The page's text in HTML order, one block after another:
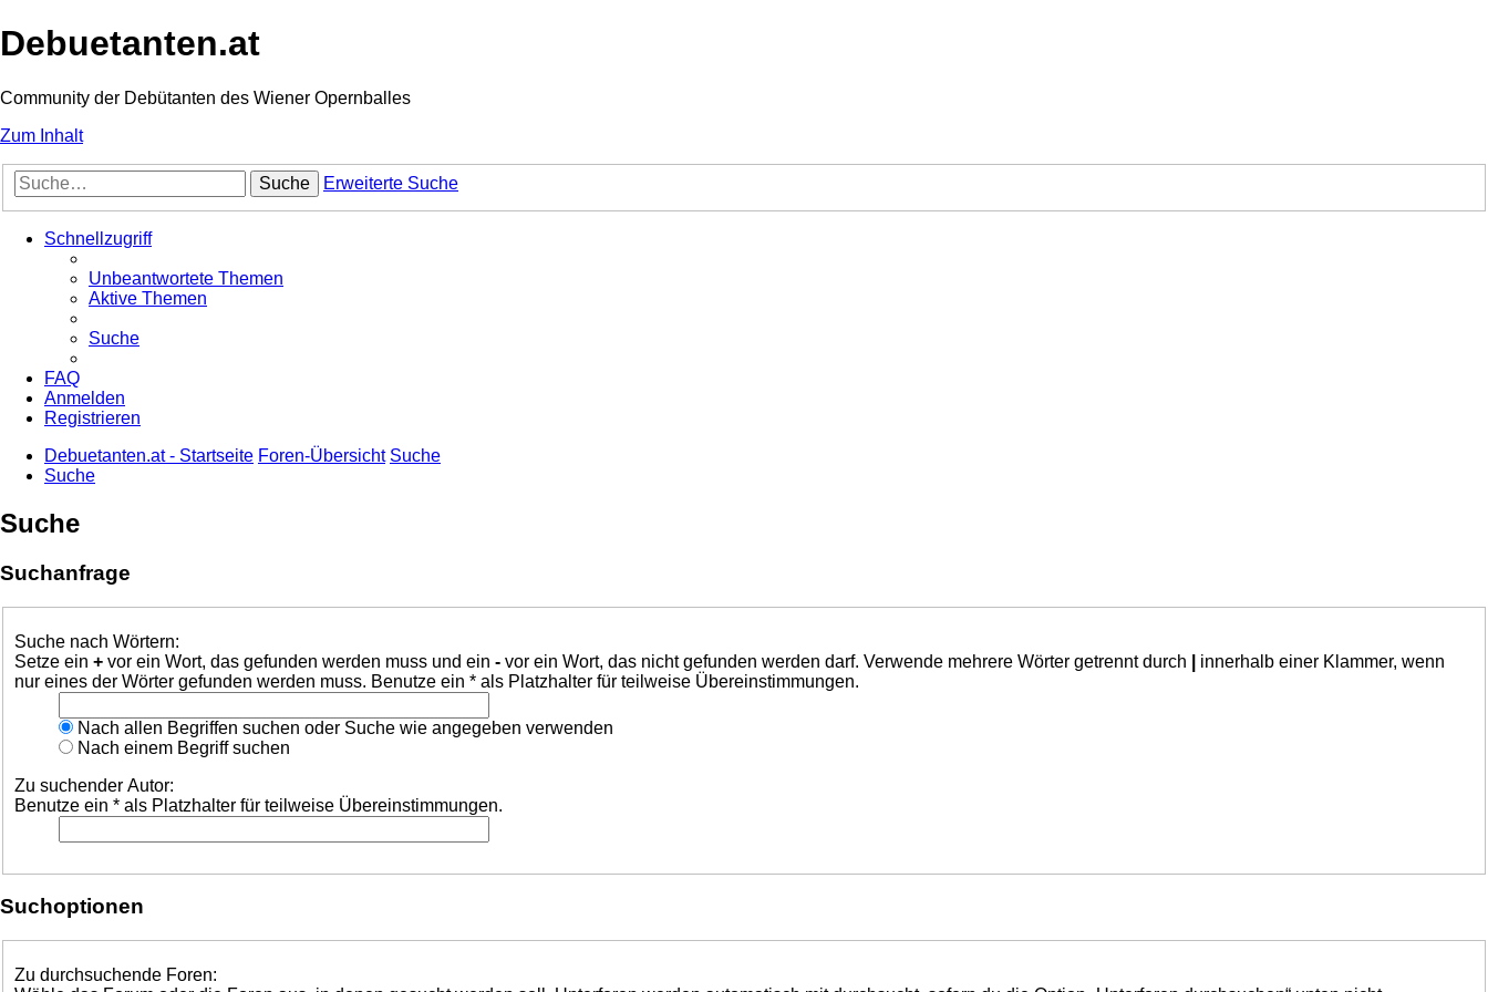
Debuetanten.at
Community der Debütanten des Wiener Opernballes
Zum Inhalt
Suche Erweiterte Suche
Schnellzugriff
Unbeantwortete Themen
Aktive Themen
Suche
FAQ
Anmelden
Registrieren
Debuetanten.at - Startseite Foren-Übersicht Suche
Suche
Suche
Suchanfrage
Suche nach Wörtern:
Setze ein + vor ein Wort, das gefunden werden muss und ein - vor ein Wort, das nicht gefunden werden darf. Verwende mehrere Wörter getrennt durch
innerhalb einer Klammer, wenn
nur eines der Wörter gefunden werden muss. Benutze ein * als Platzhalter für teilweise Übereinstimmungen.
Nach allen Begriffen suchen oder Suche wie angegeben verwenden
Nach einem Begriff suchen
Zu suchender Autor:
Benutze ein * als Platzhalter für teilweise Übereinstimmungen.
Suchoptionen
Zu durchsuchende Foren: